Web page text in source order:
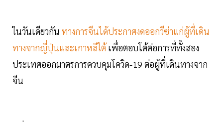
ในวันเดียวกัน ทางการจีนได้ประกาศงดออกวีซ่าแก่ผู้ที่เดิน
ทางจากญี่ปุ่นและเกาหลีใต้เพื่อตอบโต้ต่อการที่ทั้งสอง
ประเทศออกมาตรการควบคุมโควิด-19 ต่อผู้ที่เดินทางจาก
จีน